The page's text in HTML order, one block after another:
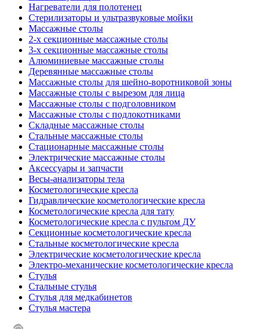
Нагреватели для полотенец
Стерилизаторы и ультразвуковые мойки
Массажные столы
2-х секционные массажные столы
3-х секционные массажные столы
Алюминиевые массажные столы
Деревянные массажные столы
Массажные столы для шейно-воротниковой зоны
Массажные столы с вырезом для лица
Массажные столы с подголовником
Массажные столы с подлокотниками
Складные массажные столы
Стальные массажные столы
Стационарные массажные столы
Электрические массажные столы
Аксессуары и запчасти
Весы-анализаторы тела
Косметологические кресла
Гидравлические косметологические кресла
Косметологические кресла для тату
Косметологические кресла с пультом ДУ
Секционные косметологические кресла
Стальные косметологические кресла
Электрические косметологические кресла
Электро-механические косметологические кресла
Стулья
Стальные стулья
Стулья для медкабинетов
Стулья мастера